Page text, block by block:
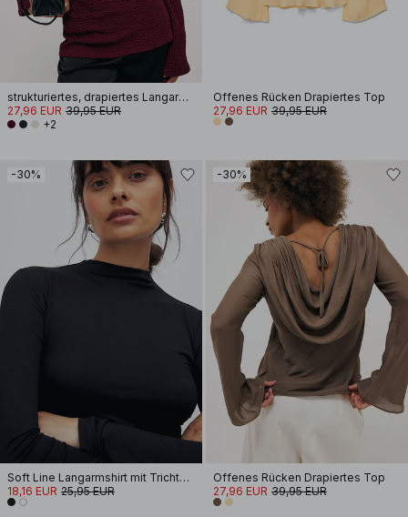
strukturiertes, drapiertes Langarm-Oberteil
27,96 EUR 39,95 EUR
+2
Offenes Rücken Drapiertes Top
27,96 EUR 39,95 EUR
-30%
Soft Line Langarmshirt mit Trichterhals
18,16 EUR 25,95 EUR
-30%
Offenes Rücken Drapiertes Top
27,96 EUR 39,95 EUR